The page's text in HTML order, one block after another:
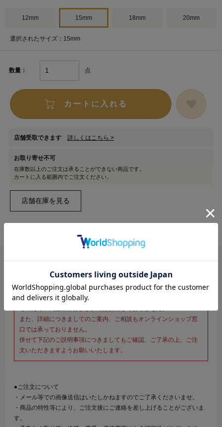
12mm 15mm 18mm 20mm
選択されたサイズ：15mm
数量： 点
カートに入れる
店舗受取できます 詳しくはこちら >
お取り寄せ不可
在庫数以上のご注文は承ることができない商品です。
カートに入る範囲内でご注文ください。
※新宿オカダヤ本店お取り扱い商品のご注文専用ページです※
こちらのページは、店頭にてあらかじめ商品詳細および商品コード
をご確認いただいた上でご注文いただけるページです。
また、詳細につきましてのご案内、ご相談もオンラインショップ窓
口では承っておりません。
併せて下記のご説明事項につきましてもご確認、ご了承の上、ご注
文いただきますようお願いいたします。
●ご注文について
・メール等での画像送信はいたしかねますのでご了承くださいませ。
・商品の特性等により、ご注文後にご連絡を差し上げることがございま
す。